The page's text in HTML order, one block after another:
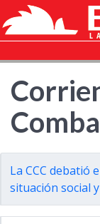
La CCC debatió
situación social